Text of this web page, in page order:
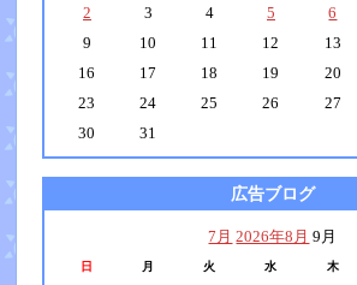
2
3 4 5 6
9
10 11 12 13
16
17 18 19 20
23
24 25 26 27
30
31
広告ブログ
7月 2026年8月 9月
日 月 火 水 木